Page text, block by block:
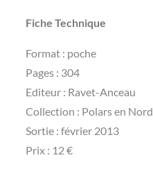
Fiche Technique
Format : poche
Pages : 304
Editeur : Ravet-Anceau
Collection : Polars en Nord
Sortie : février 2013
Prix : 12 €